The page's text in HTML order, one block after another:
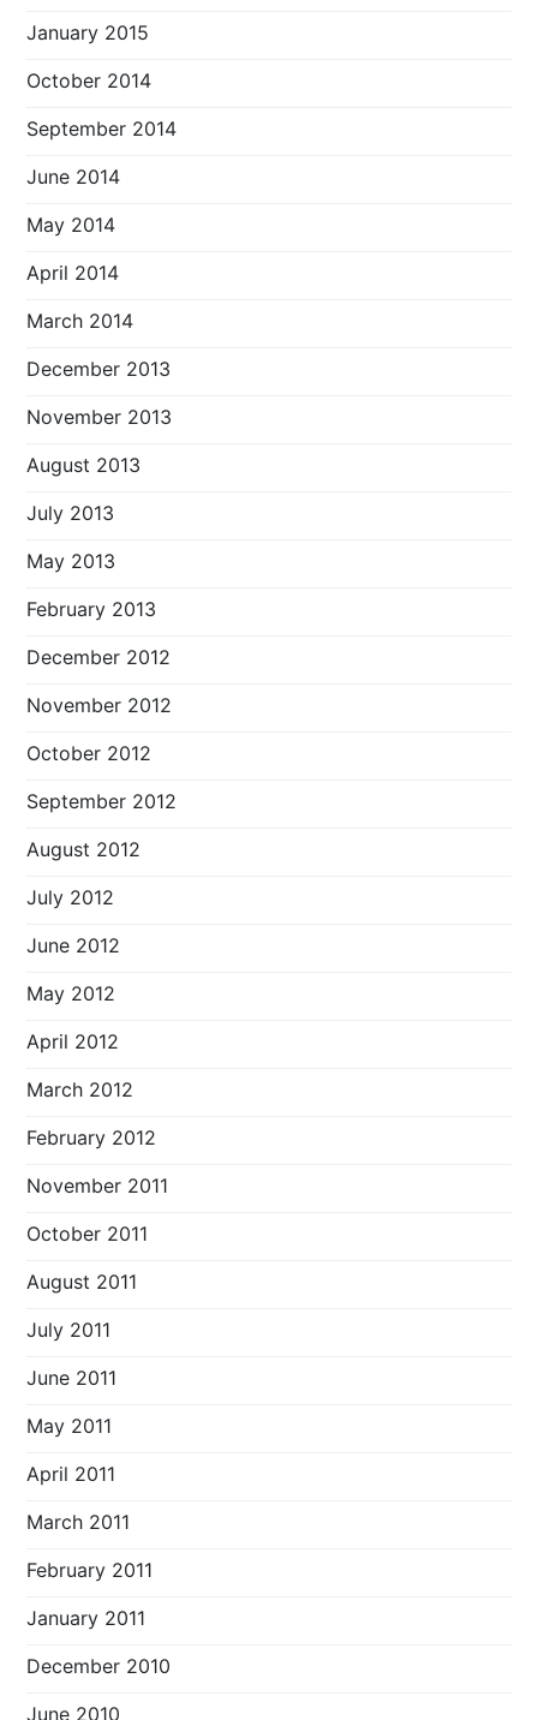
January 2015
October 2014
September 2014
June 2014
May 2014
April 2014
March 2014
December 2013
November 2013
August 2013
July 2013
May 2013
February 2013
December 2012
November 2012
October 2012
September 2012
August 2012
July 2012
June 2012
May 2012
April 2012
March 2012
February 2012
November 2011
October 2011
August 2011
July 2011
June 2011
May 2011
April 2011
March 2011
February 2011
January 2011
December 2010
June 2010